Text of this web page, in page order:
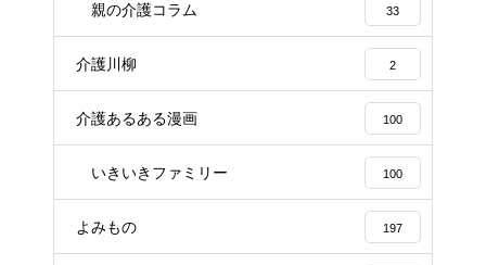
親の介護コラム 33
介護川柳 2
介護あるある漫画 100
いきいきファミリー 100
よみもの 197